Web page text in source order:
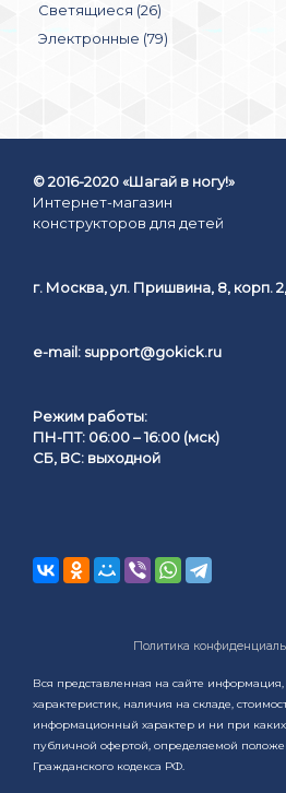
Светящиеся (26)
Электронные (79)
© 2016-2020 «Шагай в ногу!»
Интернет-магазин
конструкторов для детей
г. Москва, ул. Пришвина, 8, корп.
e-mail: support@gokick.ru
Режим работы:
ПН-ПТ: 06:00 – 16:00 (мск)
СБ, ВС: выходной
Политика
Вся представленная на сайте
характеристик, наличия на складе,
информационный характер и ни при каких
публичной офертой, определяемой
Гражданского кодекса РФ.